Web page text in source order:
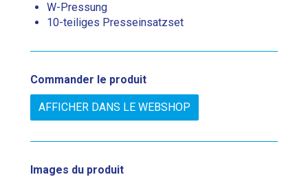
W-Pressung
10-teiliges Presseinsatzset
Commander le produit
AFFICHER DANS LE WEBSHOP
Images du produit